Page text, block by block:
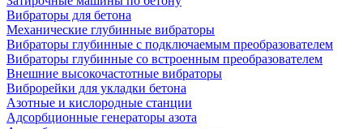
Вибраторы для бетона
Механические глубинные вибраторы
Вибраторы глубинные с подключаемым преобразователем
Вибраторы глубинные со встроенным преобразователем
Внешние высокочастотные вибраторы
Виброрейки для укладки бетона
Азотные и кислородные станции
Адсорбционные генераторы азота